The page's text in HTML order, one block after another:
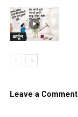
कार्टून
Leave a Comment